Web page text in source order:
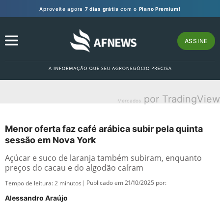
Aproveite agora 7 dias grátis com o Plano Premium!
ASSINE
Mercados por TradingView
Menor oferta faz café arábica subir pela quinta
sessão em Nova York
Açúcar e suco de laranja também subiram, enquanto
preços do cacau e do algodão caíram
Tempo de leitura:2 minutos | Publicado em 21/10/2025 por:
Alessandro Araújo